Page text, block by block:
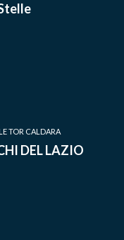
TOR CALDARA
DEL LAZIO